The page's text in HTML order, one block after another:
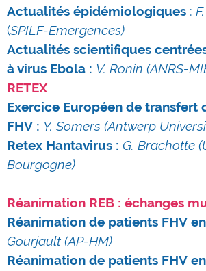
Actualités épidémiologiques :
(SPILF-Emergences)
Actualités scientifiques
à virus Ebola : V. Ronin (ANRS-
RETEX
Exercice Européen de transfert
FHV : Y. Somers (Antwerp
Retex Hantavirus : G. Brachotte
Bourgogne)
Réanimation REB : échanges
Réanimation de patients FHV
Gourjault (AP-HM)
Réanimation de patients FHV